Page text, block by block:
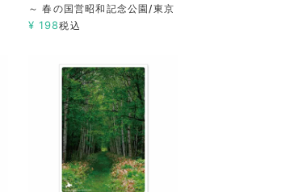
～ 春の国営昭和記念公園/東京
¥ 198税込